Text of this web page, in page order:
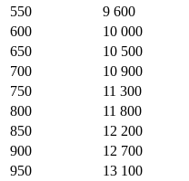
550
9 600
600
10 000
650
10 500
700
10 900
750
11 300
800
11 800
850
12 200
900
12 700
950
13 100